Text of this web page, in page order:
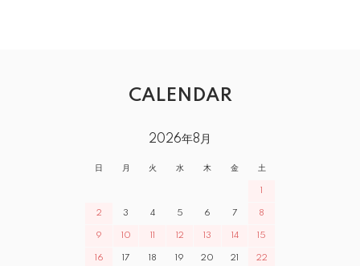
CALENDAR
2026年8月
日 月 火 水 木 金 土
1
2 3 4 5 6 7 8
9 10 11 12 13 14 15
16 17 18 19 20 21 22